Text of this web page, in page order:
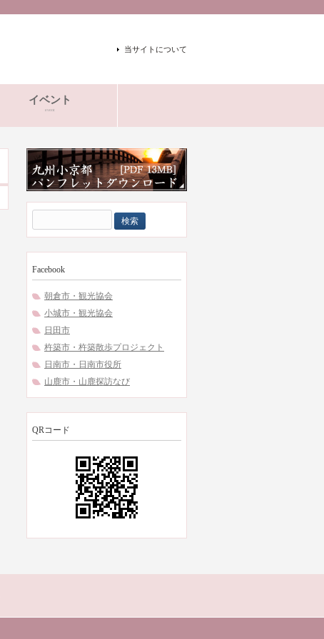
当サイトについて
イベント
event
索:
Facebook
朝倉市・観光協会
小城市・観光協会
日田市
杵築市・杵築散歩プロジェクト
日南市・日南市役所
山鹿市・山鹿探訪なび
QRコード